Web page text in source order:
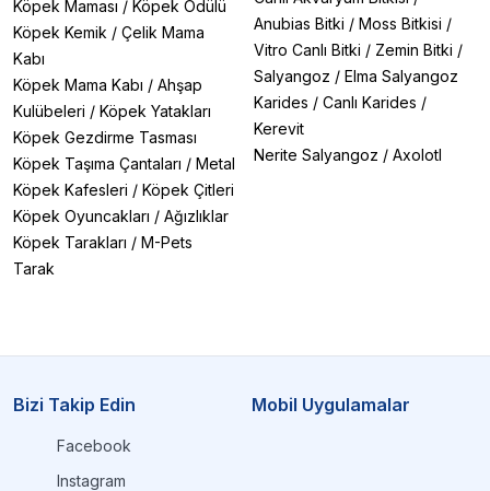
Köpek Maması / Köpek Ödülü
Köpek Kemik / Çelik Mama
Kabı
Köpek Mama Kabı / Ahşap
Kulübeleri / Köpek Yatakları
Köpek Gezdirme Tasması
Köpek Taşıma Çantaları / Metal
Köpek Kafesleri / Köpek Çitleri
Köpek Oyuncakları / Ağızlıklar
Köpek Tarakları / M-Pets
Tarak
Anubias Bitki / Moss Bitkisi /
Vitro Canlı Bitki / Zemin Bitki /
Salyangoz / Elma Salyangoz
Karides / Canlı Karides /
Kerevit
Nerite Salyangoz / Axolotl
Bizi Takip Edin
Facebook
Instagram
Mobil Uygulamalar